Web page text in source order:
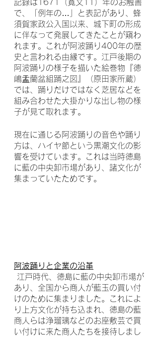
記録は1671（寛文11）年のお触書
で、「例年の…」と表記があり、蜂
須賀家政公入国以来、城下町の形成
に伴なって発展してきたことが窺わ
れます。これが阿波踊り400年の歴
史と言われる由縁です。江戸後期の
阿波踊りの様子を描いた絵巻物『徳
嶋盂蘭盆組踊之図』（原田家所蔵）
では、踊りだけではなく芝居などを
組み合わせた大掛かりな出し物の様
子が見て取れます。
現在に通じる阿波踊りの音色や踊り
方は、ハイヤ節という黒潮文化の影
響を受けています。これは当時徳島
に藍の中央卸市場があり、諸文化が
集まっていたためです。
阿波踊りと企業の沿革
あり、全国から商人が藍玉の買い付
けのために集まりました。これによ
り上方文化が持ち込まれ、徳島の藍
商人らは浄瑠璃などのお座敷芸で買
い付けに来た商人たちを接待しまし